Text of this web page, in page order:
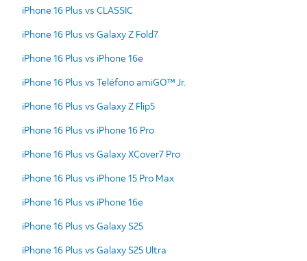
iPhone 16 Plus vs CLASSIC
iPhone 16 Plus vs Galaxy Z Fold7
iPhone 16 Plus vs iPhone 16e
iPhone 16 Plus vs Teléfono amiGO™ Jr.
iPhone 16 Plus vs Galaxy Z Flip5
iPhone 16 Plus vs iPhone 16 Pro
iPhone 16 Plus vs Galaxy XCover7 Pro
iPhone 16 Plus vs iPhone 15 Pro Max
iPhone 16 Plus vs iPhone 16e
iPhone 16 Plus vs Galaxy S25
iPhone 16 Plus vs Galaxy S25 Ultra